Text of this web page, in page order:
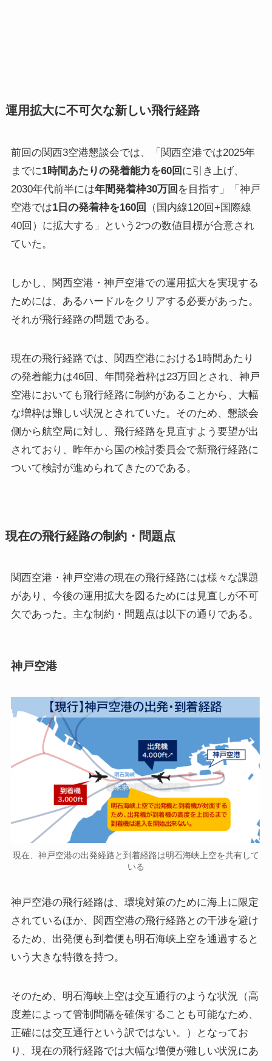
運用拡大に不可欠な新しい飛行経路
前回の関西3空港懇談会では、「関西空港では2025年
までに1時間あたりの発着能力を60回 に引き上げ、
2030年代前半には年間発着枠30万回 を目指す」「神戸
空港では1日の発着枠を160回
（国内線120回+国際線
40回）に拡大する」という2つの数値目標が合意され
ていた。
しかし、関西空港・神戸空港での運用拡大を実現する
ためには、あるハードルをクリアする必要があった。
それが飛行経路の問題である。
現在の飛行経路では、関西空港における1時間あたり
の発着能力は46回、年間発着枠は23万回とされ、神戸
空港においても飛行経路に制約があることから、大幅
な増枠は難しい状況とされていた。そのため、懇談会
側から航空局に対し、飛行経路を見直すよう要望が出
されており、昨年から国の検討委員会で新飛行経路に
ついて検討が進められてきたのである。
現在の飛行経路の制約・問題点
関西空港・神戸空港の現在の飛行経路には様々な課題
があり、今後の運用拡大を図るためには見直しが不可
欠であった。主な制約・問題点は以下の通りである。
神戸空港
現在、神戸空港の出発経路と到着経路は明石海峡上空を共有して
いる
神戸空港の飛行経路は、環境対策のために海上に限定
されているほか、関西空港の飛行経路との干渉を避け
るため、出発便も到着便も明石海峡上空を通過すると
いう大きな特徴を持つ。
そのため、明石海峡上空は交互通行のような状況（高
度差によって管制間隔を確保することも可能なため、
正確には交互通行という訳ではない。）となってお
り、現在の飛行経路では大幅な増便が難しい状況にあ